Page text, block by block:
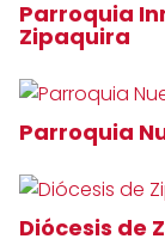
Parroquia
Zipaquira
Parroquia
Diócesis de